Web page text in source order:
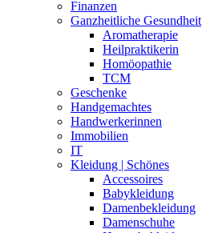
Finanzen
Ganzheitliche Gesundheit
Aromatherapie
Heilpraktikerin
Homöopathie
TCM
Geschenke
Handgemachtes
Handwerkerinnen
Immobilien
IT
Kleidung | Schönes
Accessoires
Babykleidung
Damenbekleidung
Damenschuhe